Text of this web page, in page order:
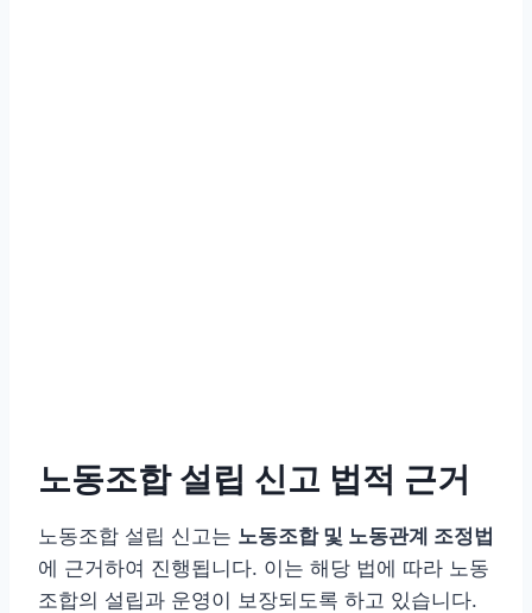
노동조합 설립 신고 법적 근거
노동조합 설립 신고는 노동조합 및 노동관계 조정법
에 근거하여 진행됩니다. 이는 해당 법에 따라 노동
조합의 설립과 운영이 보장되도록 하고 있습니다.